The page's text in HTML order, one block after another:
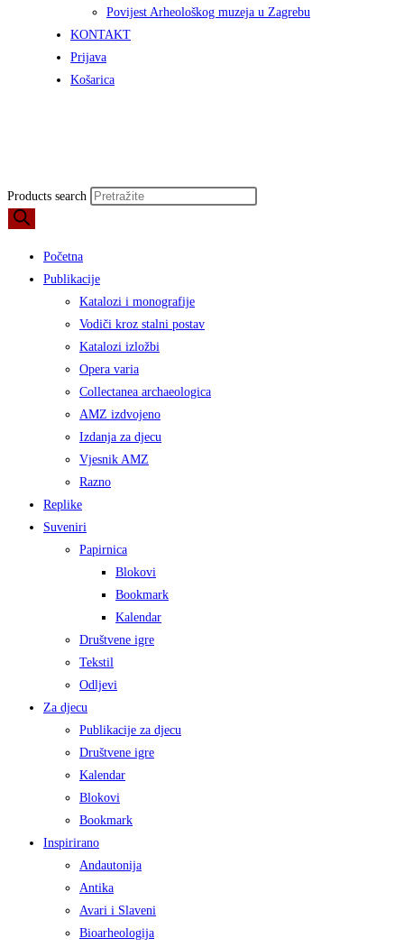
Povijest Arheološkog muzeja u Zagrebu
KONTAKT
Prijava
Košarica
Products search
Početna
Publikacije
Katalozi i monografije
Vodiči kroz stalni postav
Katalozi izložbi
Opera varia
Collectanea archaeologica
AMZ izdvojeno
Izdanja za djecu
Vjesnik AMZ
Razno
Replike
Suveniri
Papirnica
Blokovi
Bookmark
Kalendar
Društvene igre
Tekstil
Odljevi
Za djecu
Publikacije za djecu
Društvene igre
Kalendar
Blokovi
Bookmark
Inspirirano
Andautonija
Antika
Avari i Slaveni
Bioarheologija